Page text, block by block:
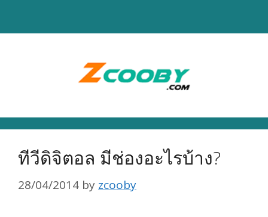
ทีวีดิจิตอล มีช่องอะไรบ้าง?
28/04/2014 by zcooby